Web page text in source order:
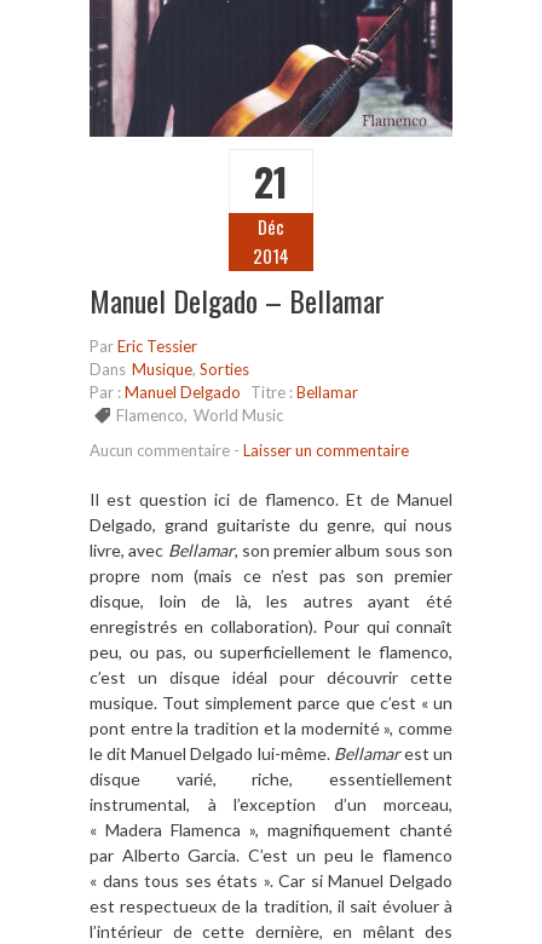
21
Déc
2014
Manuel Delgado – Bellamar
ParEric Tessier
Dans Musique, Sorties
Par :Manuel Delgado Titre :Bellamar
Flamenco, World Music
Aucun commentaire - Laisser un commentaire
Il est question ici de flamenco. Et de Manuel
Delgado, grand guitariste du genre, qui nous
livre, avec Bellamar, son premier album sous son
propre nom (mais ce n’est pas son premier
disque, loin de là, les autres ayant été
enregistrés en collaboration). Pour qui connaît
peu, ou pas, ou superficiellement le flamenco,
c’est un disque idéal pour découvrir cette
musique. Tout simplement parce que c’est « un
pont entre la tradition et la modernité », comme
le dit Manuel Delgado lui-même. Bellamarest un
disque varié, riche, essentiellement
instrumental, à l’exception d’un morceau,
« Madera Flamenca », magnifiquement chanté
par Alberto Garcia. C’est un peu le flamenco
« dans tous ses états ». Car si Manuel Delgado
est respectueux de la tradition, il sait évoluer à
l’intérieur de cette dernière, en mêlant des